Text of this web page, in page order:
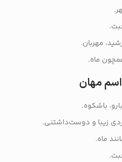
مهربان.
ماه.
مهان
باشکوه.
زیبا و دوست‌داشتنی.
ماه.